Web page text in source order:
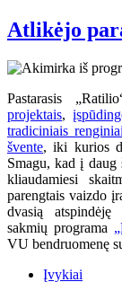
Atlikėjo
Pastarasis
projektais,
tradiciniais
švente, iki kurios
Smagu, kad į
kliaudamiesi
parengtais vaizdo
dvasią
sakmių programa
VU bendruomenę
Įvykiai